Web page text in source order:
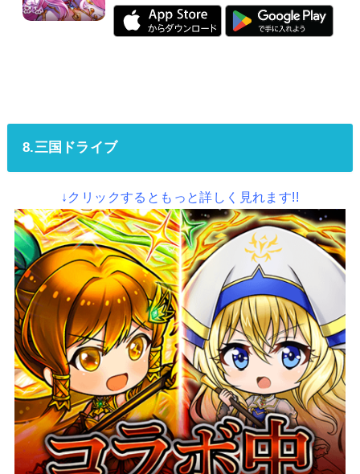
8.三国ドライブ
↓クリックするともっと詳しく見れます!!